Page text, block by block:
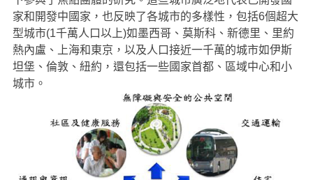
家和開發中國家，也反映了各城市的多樣性，包括6個超大
型城市(1千萬人口以上)如墨西哥、莫斯科、新德里、里約
熱內盧、上海和東京，以及人口接近一千萬的城市如伊斯
坦堡、倫敦、紐約，還包括一些國家首都、區域中心和小
城市。